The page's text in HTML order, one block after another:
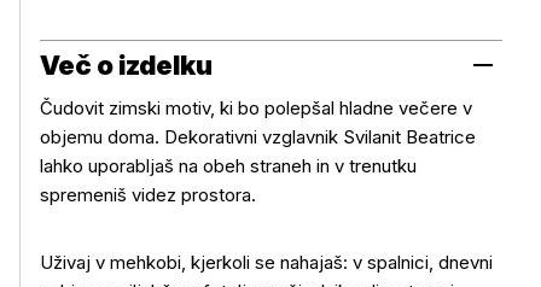
Več o izdelku
Čudovit zimski motiv, ki bo polepšal hladne večere v
objemu doma. Dekorativni vzglavnik Svilanit Beatrice
lahko uporabljaš na obeh straneh in v trenutku
spremeniš videz prostora.
Uživaj v mehkobi, kjerkoli se nahajaš: v spalnici, dnevni